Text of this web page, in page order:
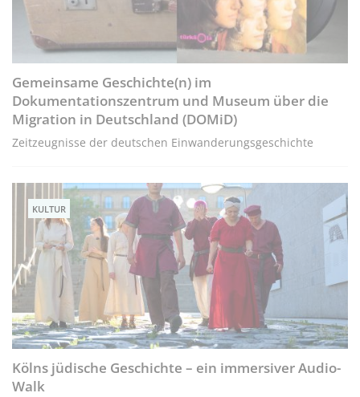
Gemeinsame Geschichte(n) im
Dokumentationszentrum und Museum über die
Migration in Deutschland (DOMiD)
Zeitzeugnisse der deutschen Einwanderungsgeschichte
KULTUR
Kölns jüdische Geschichte – ein immersiver Audio-
Walk